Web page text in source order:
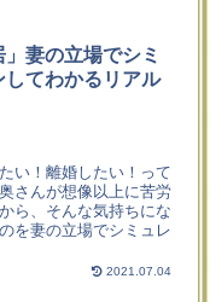
」妻の立場でシミ
してわかるリアル
い！離婚したい！って
さんが想像以上に苦労
ら、そんな気持ちにな
を妻の立場でシミュレ
2021.07.04